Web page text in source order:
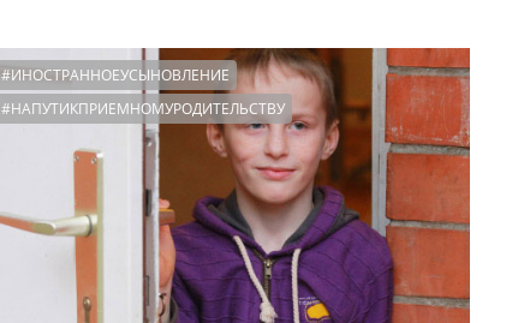
#ИНОСТРАННОЕУСЫНОВЛЕНИЕ
#НАПУТИКПРИЕМНОМУРОДИТЕЛЬСТВУ